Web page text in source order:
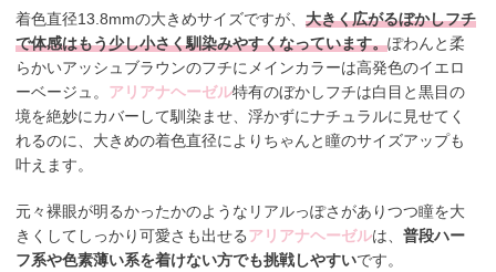
着色直径13.8mmの大きめサイズですが、大きく広がるぼかしフチ
で体感はもう少し小さく馴染みやすくなっています。ぽわんと柔
らかいアッシュブラウンのフチにメインカラーは高発色のイエロ
ーベージュ。 アリアナヘーゼル特有のぼかしフチは白目と黒目の
境を絶妙にカバーして馴染ませ、浮かずにナチュラルに見せてく
れるのに、大きめの着色直径によりちゃんと瞳のサイズアップも
叶えます。
元々裸眼が明るかったかのようなリアルっぽさがありつつ瞳を大
きくしてしっかり可愛さも出せるアリアナヘーゼルは、普段ハー
フ系や色素薄い系を着けない方でも挑戦しやすいです。